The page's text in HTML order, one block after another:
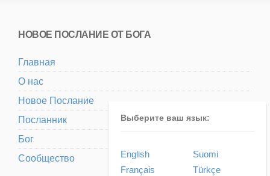
НОВОЕ ПОСЛАНИЕ ОТ БОГА
Главная
О нас
Новое Послание
Посланник
Бог
Сообщество
Выберите ваш язык:
English
Français
Suomi
Türkçe